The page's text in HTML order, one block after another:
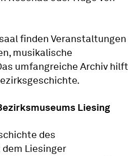
finden Veranstaltungen
musikalische
umfangreiche Archiv hilft
Liesing
des
Liesinger